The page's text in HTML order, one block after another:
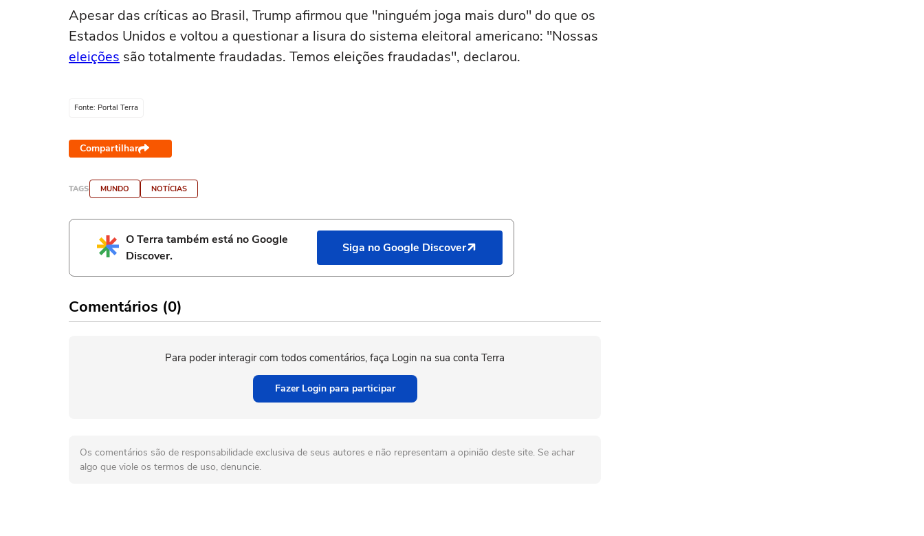
Apesar das críticas ao Brasil, Trump afirmou que "ninguém joga mais duro" do que os
Estados Unidos e voltou a questionar a lisura do sistema eleitoral americano: "Nossas
eleições são totalmente fraudadas. Temos eleições fraudadas", declarou.
Fonte: Portal Terra
Compartilhar
TAGS MUNDO NOTÍCIAS
O Terra também está no Google
Discover.
Siga no Google Discover
Comentários (0)
Para poder interagir com todos comentários, faça Login na sua conta Terra
Fazer Login para participar
Os comentários são de responsabilidade exclusiva de seus autores e não representam a opinião deste site. Se achar
algo que viole os termos de uso, denuncie.